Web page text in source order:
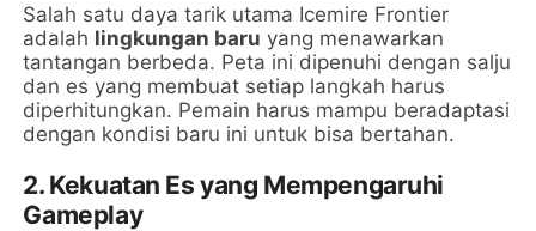
Salah satu daya tarik utama Icemire Frontier
adalah lingkungan baru yang menawarkan
tantangan berbeda. Peta ini dipenuhi dengan salju
dan es yang membuat setiap langkah harus
diperhitungkan. Pemain harus mampu beradaptasi
dengan kondisi baru ini untuk bisa bertahan.
2. Kekuatan Es yang Mempengaruhi
Gameplay